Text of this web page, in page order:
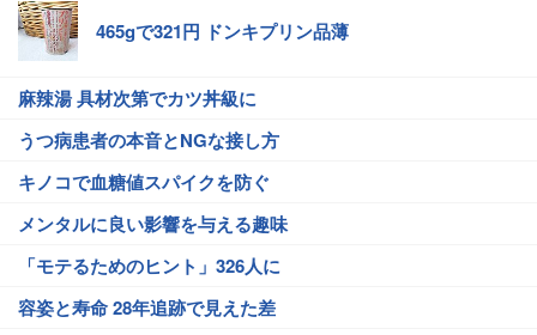
465gで321円 ドンキプリン品薄
麻辣湯 具材次第でカツ丼級に
うつ病患者の本音とNGな接し方
キノコで血糖値スパイクを防ぐ
メンタルに良い影響を与える趣味
「モテるためのヒント」326人に
容姿と寿命 28年追跡で見えた差